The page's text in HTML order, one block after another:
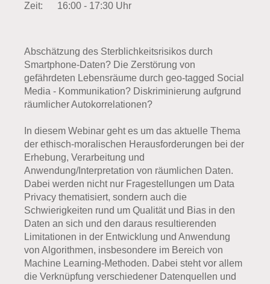
Zeit:
16:00 - 17:30 Uhr
Abschätzung des Sterblichkeitsrisikos durch
Smartphone-Daten? Die Zerstörung von
gefährdeten Lebensräume durch geo-tagged Social
Media - Kommunikation? Diskriminierung aufgrund
räumlicher Autokorrelationen?
In diesem Webinar geht es um das aktuelle Thema
der ethisch-moralischen Herausforderungen bei der
Erhebung, Verarbeitung und
Anwendung/Interpretation von räumlichen Daten.
Dabei werden nicht nur Fragestellungen um Data
Privacy thematisiert, sondern auch die
Schwierigkeiten rund um Qualität und Bias in den
Daten an sich und den daraus resultierenden
Limitationen in der Entwicklung und Anwendung
von Algorithmen, insbesondere im Bereich von
Machine Learning-Methoden. Dabei steht vor allem
die Verknüpfung verschiedener Datenquellen und